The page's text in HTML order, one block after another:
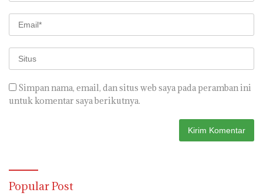
Simpan nama, email, dan situs web saya pada peramban ini
untuk komentar saya berikutnya.
Popular Post